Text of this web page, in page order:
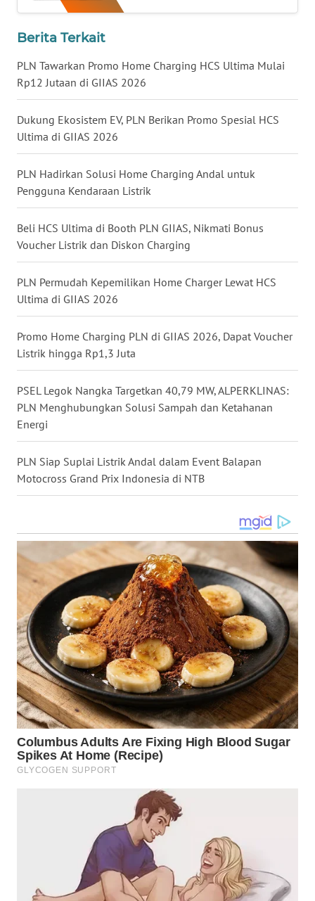
Berita Terkait
PLN Tawarkan Promo Home Charging HCS Ultima Mulai
Rp12 Jutaan di GIIAS 2026
Dukung Ekosistem EV, PLN Berikan Promo Spesial HCS
Ultima di GIIAS 2026
PLN Hadirkan Solusi Home Charging Andal untuk
Pengguna Kendaraan Listrik
Beli HCS Ultima di Booth PLN GIIAS, Nikmati Bonus
Voucher Listrik dan Diskon Charging
PLN Permudah Kepemilikan Home Charger Lewat HCS
Ultima di GIIAS 2026
Promo Home Charging PLN di GIIAS 2026, Dapat Voucher
Listrik hingga Rp1,3 Juta
PSEL Legok Nangka Targetkan 40,79 MW, ALPERKLINAS:
PLN Menghubungkan Solusi Sampah dan Ketahanan
Energi
PLN Siap Suplai Listrik Andal dalam Event Balapan
Motocross Grand Prix Indonesia di NTB
WN
KALTARA
WN
KALSEL
WN
WN
WN
SULUT
WN
MALUKU
WN
MALUT
DAIRI
WN
WN
NIAS
LANGKAT
WN
TAPANULI
SELATAN
WN
TANJUNG
LESUNG
SIMALUNGUN